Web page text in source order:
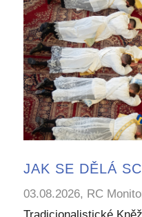
JAK SE DĚLÁ
03.08.2026, RC